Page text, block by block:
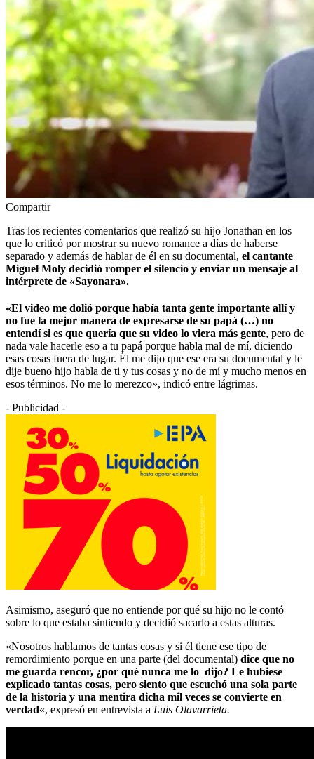
Compartir
Tras los recientes comentarios que realizó su hijo Jonathan en los
que lo criticó por mostrar su nuevo romance a días de haberse
separado y además de hablar de él en su documental, el cantante
Miguel Moly decidió romper el silencio y enviar un mensaje al
intérprete de «Sayonara».
«El video me dolió porque había tanta gente importante allí y
no fue la mejor manera de expresarse de su papá (…) no
entendí si es que quería que su video lo viera más gente, pero de
nada vale hacerle eso a tu papá porque habla mal de mí, diciendo
esas cosas fuera de lugar. Él me dijo que ese era su documental y le
dije bueno hijo habla de ti y tus cosas y no de mí y mucho menos en
esos términos. No me lo merezco», indicó entre lágrimas.
- Publicidad -
Asimismo, aseguró que no entiende por qué su hijo no le contó
sobre lo que estaba sintiendo y decidió sacarlo a estas alturas.
«Nosotros hablamos de tantas cosas y si él tiene ese tipo de
remordimiento porque en una parte (del documental) dice que no
me guarda rencor, ¿por qué nunca me lo dijo? Le hubiese
explicado tantas cosas, pero siento que escuchó una sola parte
de la historia y una mentira dicha mil veces se convierte en
verdad«, expresó en entrevista a Luis Olavarrieta.